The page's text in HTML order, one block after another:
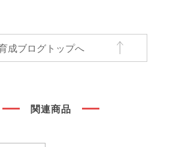
成ブログトップへ
関連商品